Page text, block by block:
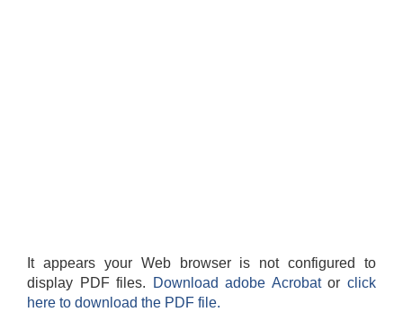
It appears your Web browser is not configured to
display PDF files.
Download adobe Acrobatorclick
here to download the PDF file.